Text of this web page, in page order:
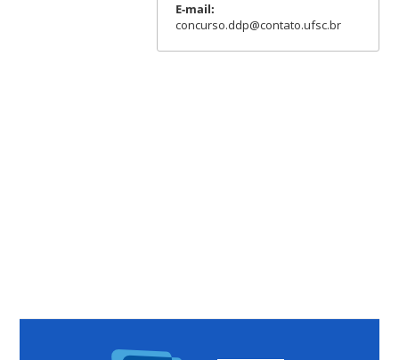
E-mail:
concurso.ddp@contato.ufsc.br